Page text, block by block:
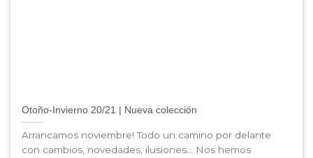
Otoño-Invierno 20/21 | Nueva colección
Arrancamos noviembre! Todo un camino por delante
con cambios, novedades, ilusiones… Nos hemos